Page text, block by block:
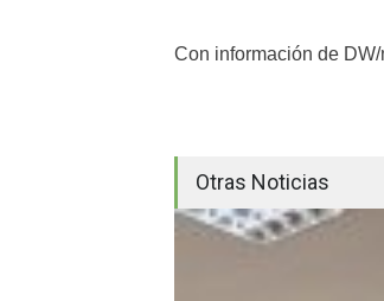
Con información de
Otras Noticias